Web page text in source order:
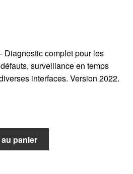
Diagnostic complet pour les
surveillance en temps
interfaces. Version 2022.
panier